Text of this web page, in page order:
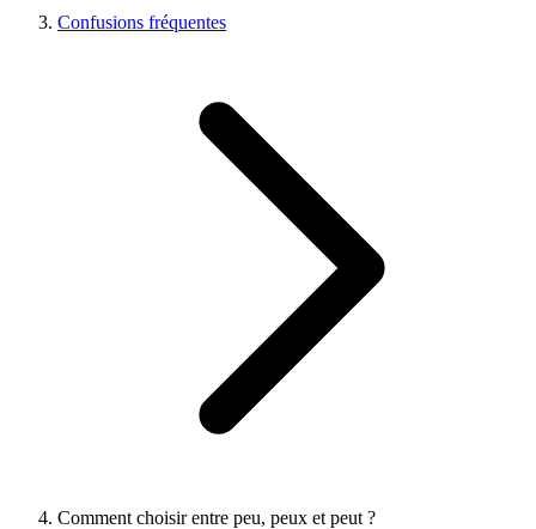
Confusions fréquentes
Comment choisir entre peu, peux et peut ?